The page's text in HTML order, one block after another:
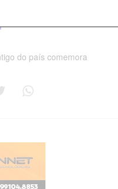
celebra 108
o Carnaval da
do país comemora